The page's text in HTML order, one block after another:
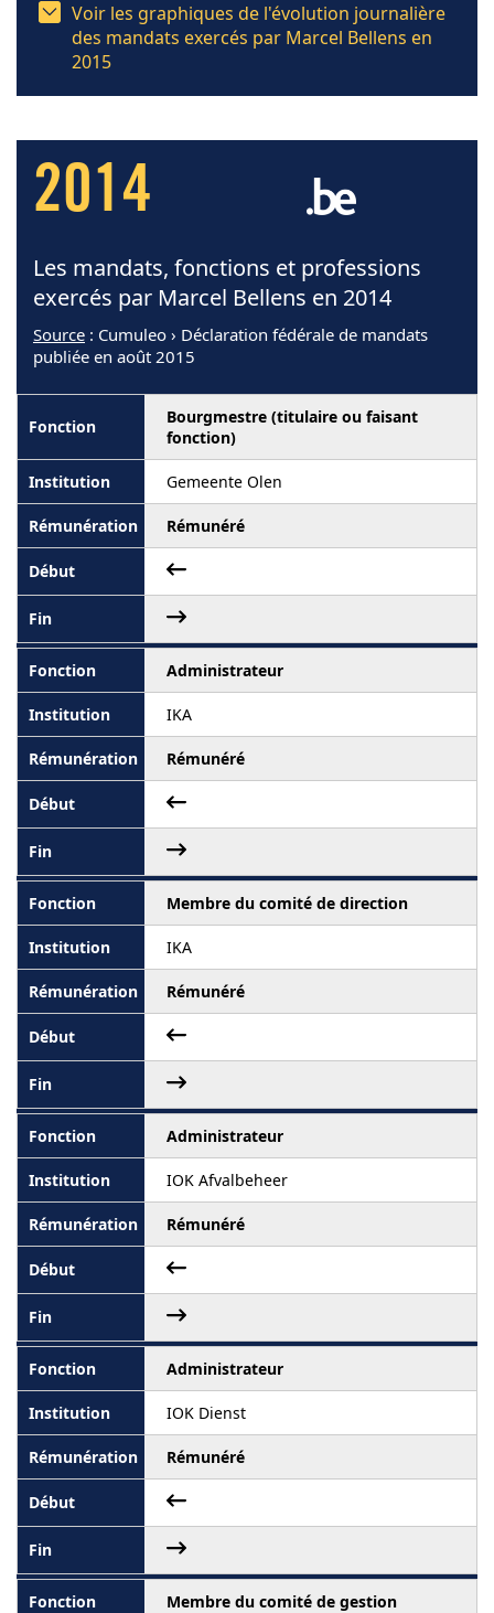
Voir les graphiques de l'évolution journalière
des mandats exercés par Marcel Bellens en
2015
2014
Les mandats, fonctions et professions
exercés par Marcel Bellens en 2014
Source : Cumuleo › Déclaration fédérale de mandats
publiée en août 2015
Bourgmestre (titulaire ou faisant
fonction)
Gemeente Olen
Rémunéré
Administrateur
IKA
Rémunéré
Membre du comité de direction
IKA
Rémunéré
Administrateur
IOK Afvalbeheer
Rémunéré
Administrateur
IOK Dienst
Rémunéré
Membre du comité de gestion